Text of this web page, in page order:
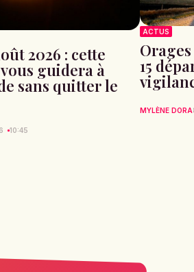
2026 : cette
guidera à
sans quitter le
10:45
ACTUS
15
MYLÈNE DORA